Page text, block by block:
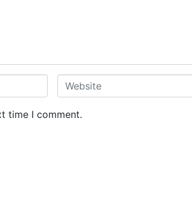
W
e
b
time I comment.